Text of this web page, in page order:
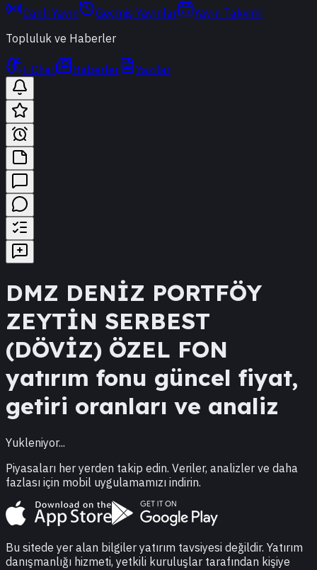
Canlı Yayın Geçmiş Yayınlar
Yayın Takvimi
Topluluk ve Haberler
t-Chat Haberler Yazılar
DMZ DENİZ PORTFÖY
ZEYTİN SERBEST
(DÖVİZ) ÖZEL FON
yatırım fonu güncel fiyat,
getiri oranları ve analiz
Yukleniyor...
Piyasaları her yerden takip edin. Veriler, analizler ve daha
fazlası için mobil uygulamamızı indirin.
Bu sitede yer alan bilgiler yatırım tavsiyesi değildir. Yatırım
danışmanlığı hizmeti, yetkili kuruluşlar tarafından kişiye